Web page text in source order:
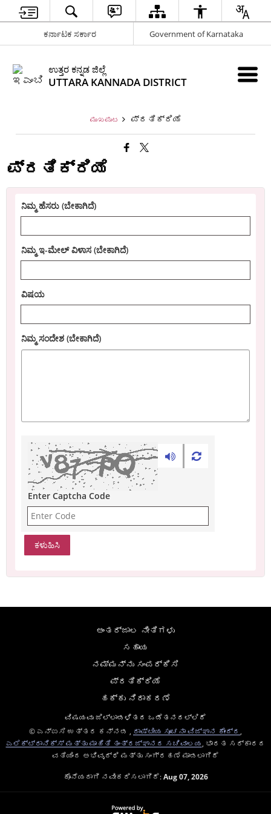
ಕರ್ನಾಟಕ ಸರ್ಕಾರ Government of Karnataka
ಉತ್ತರ ಕನ್ನಡ ಜಿಲ್ಲೆ
UTTARA KANNADA DISTRICT
ಮುಖಪುಟ ಪ್ರತಿಕ್ರಿಯೆ
ಪ್ರತಿಕ್ರಿಯೆ
ನಿಮ್ಮ ಹೆಸರು (ಬೇಕಾಗಿದೆ)
ನಿಮ್ಮ ಇ-ಮೇಲ್ ವಿಳಾಸ (ಬೇಕಾಗಿದೆ)
ವಿಷಯ
ನಿಮ್ಮ ಸಂದೇಶ (ಬೇಕಾಗಿದೆ)
Enter Captcha Code
ಅಂತರ್ಜಾಲ ನೀತಿಗಳು
ಸಹಾಯ
ನಮ್ಮನ್ನು ಸಂಪರ್ಕಿಸಿ
ಪ್ರತಿಕ್ರಿಯೆ
ಹಕ್ಕು ನಿರಾಕರಣೆ
ವಿಷಯವು ಜಿಲ್ಲಾಡಳಿತದ ಒಡೆತನದಲ್ಲಿದೆ
© ಎನ್ಐಸಿ ಉತ್ತರ ಕನ್ನಡ ,
ರಾಷ್ಟೀಯ ಸೂಚನಾ ವಿಜ್ಞಾನ ಕೇಂದ್ರ
ಎಲೆಕ್ಟ್ರಾನಿಕ್ಸ್ ಮತ್ತು ಮಾಹಿತಿ ತಂತ್ರಜ್ಞಾನದ ಸಚಿವಾಲಯ , ಭಾರತ ಸರ್ಕಾರದ
ವತಿಯಿಂದ ಅಭಿವೃದ್ಧಿ ಮತ್ತು ಸಂಗ್ರಹಣೆ ಮಾಡಲಾಗಿದೆ
ಕೊನೆಯದಾಗಿ ನವೀಕರಿಸಲಾಗಿದೆ:Aug 07, 2026